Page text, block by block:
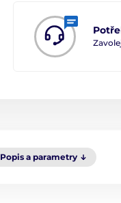
Popis a parametry